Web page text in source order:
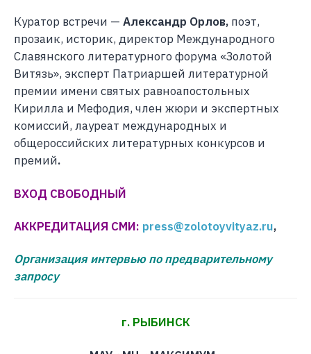
Куратор встречи — Александр Орлов, поэт,
прозаик, историк, директор Международного
Славянского литературного форума «Золотой
Витязь», эксперт Патриаршей литературной
премии имени святых равноапостольных
Кирилла и Мефодия, член жюри и экспертных
комиссий, лауреат международных и
общероссийских литературных конкурсов и
премий.
ВХОД СВОБОДНЫЙ
АККРЕДИТАЦИЯ СМИ: press@zolotoyvityaz.ru,
Организация интервью по предварительному
запросу
г. РЫБИНСК